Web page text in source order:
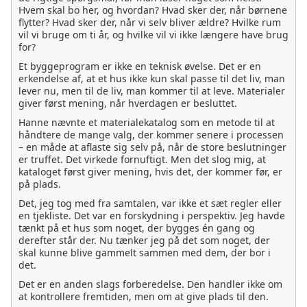
Hvem skal bo her, og hvordan? Hvad sker der, når børnene
flytter? Hvad sker der, når vi selv bliver ældre? Hvilke rum
vil vi bruge om ti år, og hvilke vil vi ikke længere have brug
for?
Et byggeprogram er ikke en teknisk øvelse. Det er en
erkendelse af, at et hus ikke kun skal passe til det liv, man
lever nu, men til de liv, man kommer til at leve. Materialer
giver først mening, når hverdagen er besluttet.
Hanne nævnte et materialekatalog som en metode til at
håndtere de mange valg, der kommer senere i processen
– en måde at aflaste sig selv på, når de store beslutninger
er truffet. Det virkede fornuftigt. Men det slog mig, at
kataloget først giver mening, hvis det, der kommer før, er
på plads.
Det, jeg tog med fra samtalen, var ikke et sæt regler eller
en tjekliste. Det var en forskydning i perspektiv. Jeg havde
tænkt på et hus som noget, der bygges én gang og
derefter står der. Nu tænker jeg på det som noget, der
skal kunne blive gammelt sammen med dem, der bor i
det.
Det er en anden slags forberedelse. Den handler ikke om
at kontrollere fremtiden, men om at give plads til den.